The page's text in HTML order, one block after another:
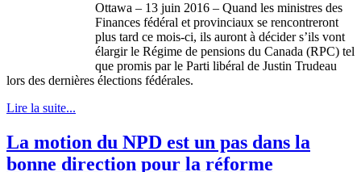
Ottawa – 13 juin 2016 – Quand les ministres des
Finances fédéral et provinciaux se rencontreront
plus tard ce mois-ci, ils auront à décider s’ils vont
élargir le Régime de pensions du Canada (RPC) tel
que promis par le Parti libéral de Justin Trudeau
lors des dernières élections fédérales.
Lire la suite...
La motion du NPD est un pas dans la
bonne direction pour la réforme